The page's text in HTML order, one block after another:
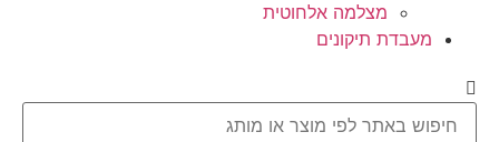
מצלמה אלחוטית
מעבדת תיקונים